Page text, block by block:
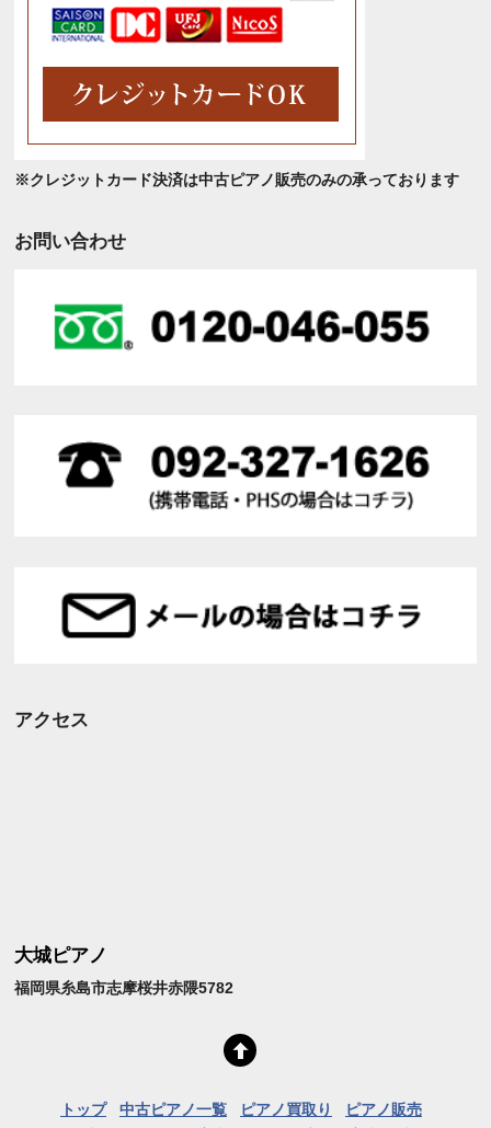
※クレジットカード決済は中古ピアノ販売のみの承っております
お問い合わせ
アクセス
大城ピアノ
福岡県糸島市志摩桜井赤隈5782
トップ 中古ピアノ一覧 ピアノ買取り
ピアノ販売